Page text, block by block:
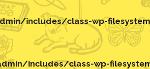
includes/class-wp-
includes/class-wp-